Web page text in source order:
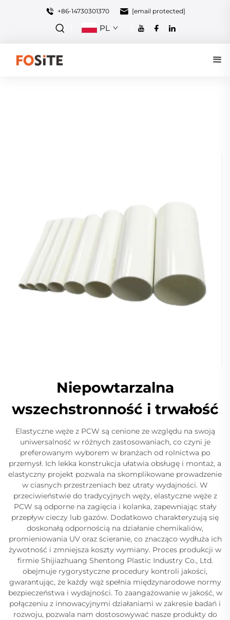
+86-14730301370 [email protected]
PL
Niepowtarzalna
wszechstronność i trwałość
Elastyczne węże z PCW są cenione ze względu na swoją
uniwersalność w różnych zastosowaniach, co czyni je
preferowanym wyborem w branżach od rolnictwa po
przemysł. Ich lekka konstrukcja ułatwia obsługę i montaż, a
elastyczny projekt pozwala na skomplikowane prowadzenie
w ciasnych przestrzeniach bez utraty wydajności. W
przeciwieństwie do tradycyjnych węży, elastyczne węże z
PCW są odporne na zagięcia i kolanka, zapewniając stały
przepływ cieczy lub gazów. Dodatkowo charakteryzują się
doskonałą odpornością na działanie chemikaliów,
promieniowania UV oraz ścieranie, co znacząco wydłuża ich
żywotność i zmniejsza koszty wymiany. Proces produkcji w
firmie Shijiazhuang Shentong Plastic Industry Co., Ltd.
obejmuje rygorystyczne procedury kontroli jakości,
gwarantując, że każdy wąż spełnia międzynarodowe normy
bezpieczeństwa i wydajności. To zaangażowanie w jakość, w
połączeniu z innowacyjnymi działaniami w zakresie badań i
rozwoju, pozwala nam dostosowywać nasze produkty do